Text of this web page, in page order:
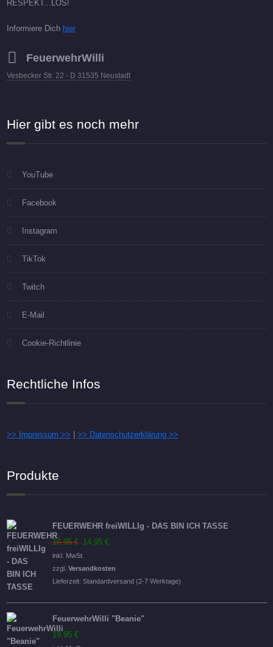
RESPEKT...LOS!
Informiere Dich hier
FeuerwehrWilli
Vesbecker Str. 22 - D 31535 Neustadt
Hier gibt es noch mehr
YouTube
Facebook
Instagram
TikTok
Twitch
E-Mail
Cookie-Richtlinie
Rechtliche Infos
>> Impressum >> >> Datenschutzerklärung >>
Produkte
FEUERWEHR freiWILLIg - DAS BIN ICH TASSE
16,95€ Ursprünglicher
Preis
war:
16,95 €
14,95 €
ist:
14,95 €.
inkl. MwSt.
zzgl. Versandkosten
Lieferzeit: Standardversand (2-7 Werktage)
FeuerwehrWilli "Beanie"
19,95 €